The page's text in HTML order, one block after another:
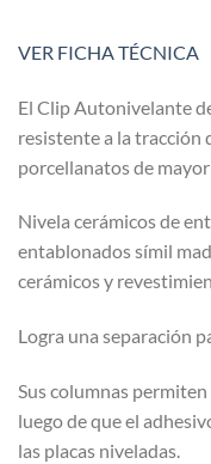
VER FICHA TÉCNICA
El Clip Autonivelante
resistente a la tracción
porcellanatos de
Nivela cerámicos de
entablonados símil
cerámicos y
Logra una separación
Sus columnas
luego de que el
las placas niveladas.